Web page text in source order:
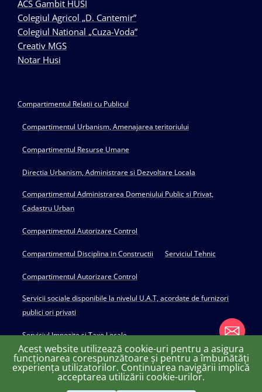
ACS Gambit HUSI
Colegiul Agricol „D. Cantemir”
Colegiul National „Cuza-Voda”
Creativ MGS
Notar Husi
Compartimentul Relatii cu Publicul
Compartimentul Urbanism, Amenajarea teritoriului
Compartimentul Resurse Umane
Directia Urbanism, Administrare si Dezvoltare Locala
Compartimentul Administrarea Domeniului Public si Privat,
Cadastru Urban
Compartimentul Autorizare Control
Compartimentul Disciplina in Constructii Serviciul Tehnic
Compartimentul Autorizare Control
Servicii sociale disponibile la nivelul U.A.T, acordate de furnizori
publici ori privati
Serviciul Impozite si Taxe Locale
Copyright © 2022 Primăria Huși - powered by Creativ MGS
Acest website utilizează cookie-uri pentru a asigura
funcționarea corespunzătoare și pentru a îmbunătăți
experiența utilizatorilor. Continuarea navigării implică
acceptarea utilizării cookie-urilor. chaty